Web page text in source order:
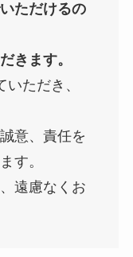
ただけるの
きます。
ただき、
意、責任を
す。
遠慮なくお